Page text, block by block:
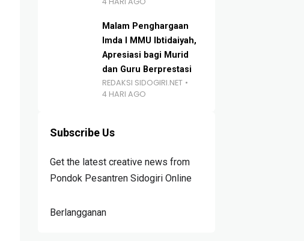
Malam Penghargaan
Imda I MMU Ibtidaiyah,
Apresiasi bagi Murid
dan Guru Berprestasi
REDAKSI SIDOGIRI.NET
4 HARI AGO
Subscribe Us
Get the latest creative news from
Pondok Pesantren Sidogiri Online
Berlangganan